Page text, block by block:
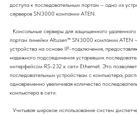
доступа к последовательным портам – одно из
серверов SN3000 компании ATEN.
Консольные серверы для защищенного
портам линейки Altusen™ SN3000 компании ATEN
устройства на основе IP-подключения,
надежного подсоединения устаревших
интерфейсом RS-232 к сети Ethernet. Это
последовательным устройствам с компьютера,
одновременно увеличивая количество
компьютера в сети.
Учитывая широкое использование систем